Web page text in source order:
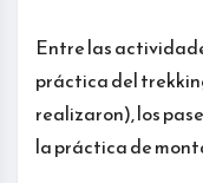
Entre las
práctica del
realizaron), los
la práctica de